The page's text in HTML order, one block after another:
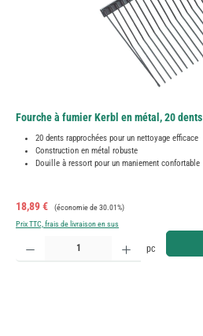
Fourche à fumier Kerbl en métal, 20
20 dents rapprochées pour un nettoyage efficace
Construction en métal robuste
Douille à ressort pour un maniement confortable
Prix de vente :
18,89 € Prix régulier :
(économie de 30.01%)
Prix TTC, frais de livraison en sus
Quantité de produit : Entrez la quantité souhaitée ou
pc